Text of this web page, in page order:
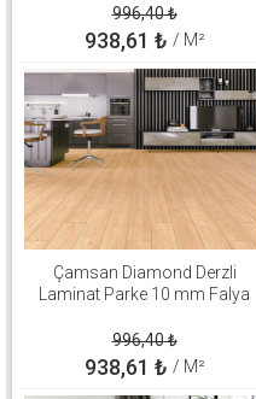
996,40₺
938,61 ₺ / M²
Çamsan Diamond Derzli
Laminat Parke 10 mm Falya
996,40₺
938,61 ₺ / M²